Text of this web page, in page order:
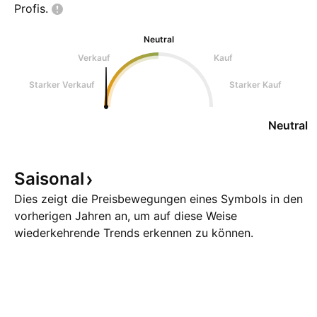
Profis.
Neutral
Verkauf
Kauf
Starker Verkauf Starker Kauf
Neutral
Saisonal
Dies zeigt die Preisbewegungen eines Symbols in den
vorherigen Jahren an, um auf diese Weise
wiederkehrende Trends erkennen zu können.